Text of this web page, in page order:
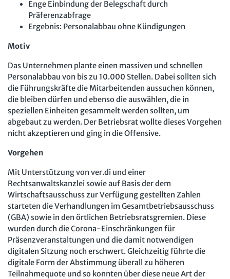
Enge Einbindung der Belegschaft durch
Präferenzabfrage
Ergebnis: Personalabbau ohne Kündigungen
Motiv
Das Unternehmen plante einen massiven und schnellen
Personalabbau von bis zu 10.000 Stellen. Dabei sollten sich
die Führungskräfte die Mitarbeitenden aussuchen können,
die bleiben dürfen und ebenso die auswählen, die in
speziellen Einheiten gesammelt werden sollten, um
abgebaut zu werden. Der Betriebsrat wollte dieses Vorgehen
nicht akzeptieren und ging in die Offensive.
Vorgehen
Mit Unterstützung von ver.di und einer
Rechtsanwaltskanzlei sowie auf Basis der dem
Wirtschaftsausschuss zur Verfügung gestellten Zahlen
starteten die Verhandlungen im Gesamtbetriebsausschuss
(GBA) sowie in den örtlichen Betriebsratsgremien. Diese
wurden durch die Corona-Einschränkungen für
Präsenzveranstaltungen und die damit notwendigen
digitalen Sitzung noch erschwert. Gleichzeitig führte die
digitale Form der Abstimmung überall zu höheren
Teilnahmequote und so konnten über diese neue Art der